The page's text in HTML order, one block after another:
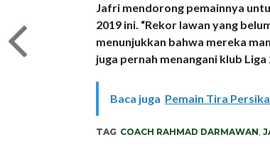
Jafri mendorong pemainnya
2019 ini. “Rekor lawan yang
menunjukkan bahwa mereka
juga pernah menangani klub Liga
Baca juga Pemain Tira
TAG COACH RAHMAD DARMAWAN,